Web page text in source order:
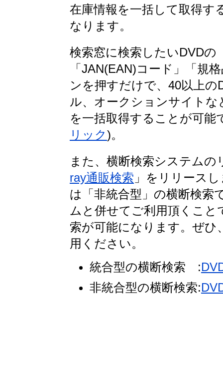
在庫情報を一括して取得す
なります。
検索窓に検索したいDVD
「JAN(EAN)コード」「規
ンを押すだけで、40以上
ル、オークションサイトな
を一括取得することが可能
リック)。
また、横断検索システム
ray通販検索 」をリリース
は「非統合型」の横断検索
ムと併せてご利用頂くこと
索が可能になります。ぜひ
用ください。
統合型の横断検索 :
非統合型の横断検索: